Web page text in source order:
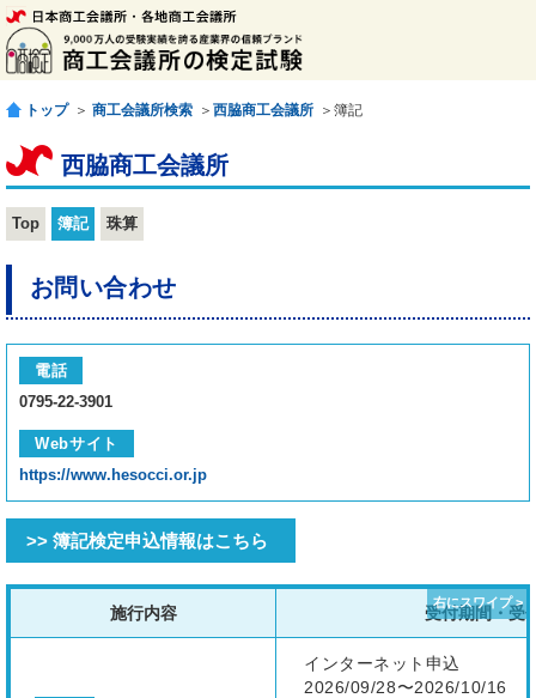
トップ ＞ 商工会議所検索 ＞ 西脇商工会議所 ＞簿記
西脇商工会議所
Top 簿記 珠算
お問い合わせ
電話
0795-22-3901
Webサイト
https://www.hesocci.or.jp
>> 簿記検定申込情報はこちら
施行内容 受付期間・受
インターネット申込
2026/09/28〜2026/10/16